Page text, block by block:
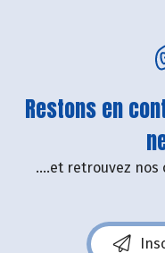
Restons en
....et retrouvez